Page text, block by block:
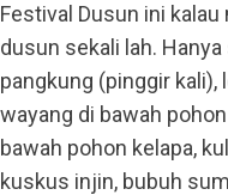
Festival Dusun ini
dusun sekali lah.
pangkung (pinggir kali),
wayang di bawah
bawah pohon kelapa,
kuskus injin, bubuh